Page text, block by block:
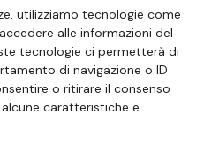
utilizziamo tecnologie come
alle informazioni del
tecnologie ci permetterà di
di navigazione o ID
o ritirare il consenso
caratteristiche e
SOCIAL